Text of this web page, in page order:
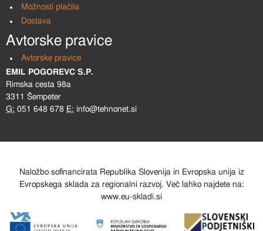
Možnosti plačila
Dostava
Avtorske pravice
Avtorske pravice
EMIL POGOREVC S.P.
Rimska cesta 98a
3311 Šempeter
G: 051 648 678 E: info@tehnonet.si
Naložbo sofinancirata Republika Slovenija in Evropska unija iz
Evropskega sklada za regionalni razvoj. Več lahko najdete na:
www.eu-skladi.si